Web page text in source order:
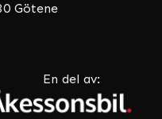
Götene
En del av: